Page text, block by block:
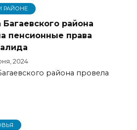
РАЙОНЕ
Багаевского района
пенсионные права
2024
района провела